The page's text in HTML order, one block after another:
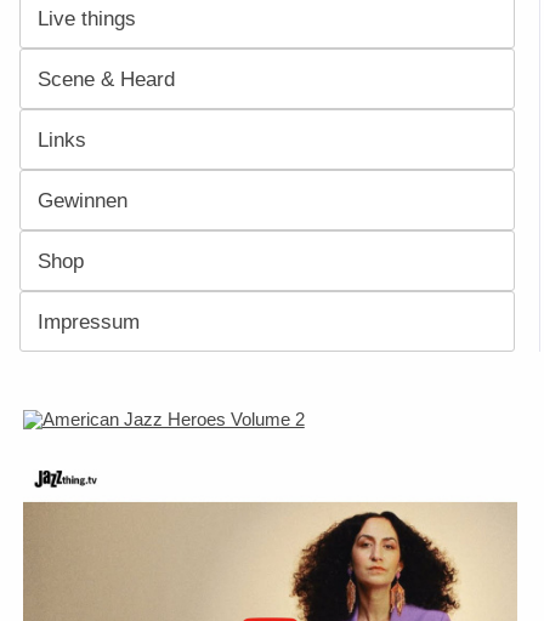
Live things
Scene & Heard
Links
Gewinnen
Shop
Impressum